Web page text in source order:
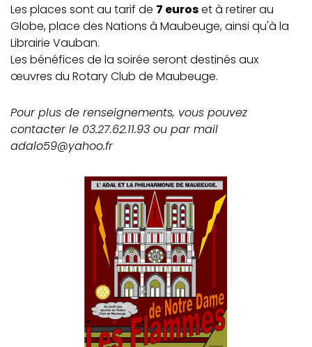
Les places sont au tarif de 7 euroset à retirer au
Globe, place des Nations à Maubeuge, ainsi qu'à la
Librairie Vauban.
Les bénéfices de la soirée seront destinés aux
œuvres du Rotary Club de Maubeuge.
Pour plus de renseignements, vous pouvez
contacter le 03.27.62.11.93 ou par mail
adalo59@yahoo.fr